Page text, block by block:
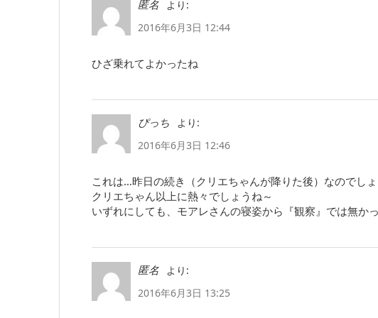
匿名
より:
2016年6月3日 12:44
ひざ乗れてよかったね
ぴっち
より:
2016年6月3日 12:46
これは…昨日の続き（クリエちゃんが降りた後）なのでしょ
クリエちゃん以上に熱々でしょうね～
いずれにしても、モアレさんの寝姿から『観察』では無か
匿名
より:
2016年6月3日 13:25